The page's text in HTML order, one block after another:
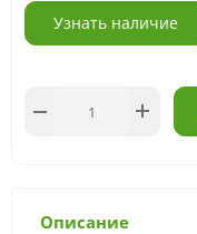
Узнать наличие
Описание